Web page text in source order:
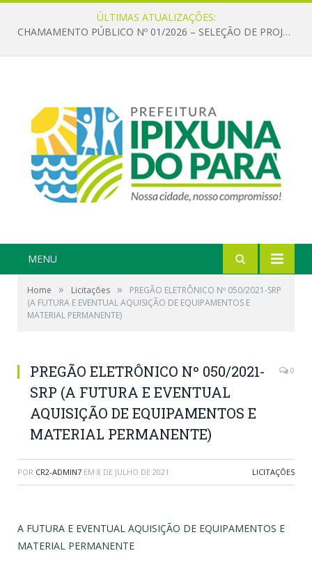
ÚLTIMAS ATUALIZAÇÕES:
CHAMAMENTO PÚBLICO Nº 01/2026 – SELEÇÃO DE PROJETOS PARA FIRMAR TERMO DE EXECUÇÃO CULTURAL COM RECURSOS DA POLÍTICA NACIONAL ALDIR BLANC DE FOMENTO À CULTURA – PNAB (LEI Nº 14.399/2022)
MENU
Home » Licitações »
PREGÃO ELETRÔNICO Nº 050/2021-SRP
(A FUTURA E EVENTUAL AQUISIÇÃO DE EQUIPAMENTOS E
MATERIAL PERMANENTE)
PREGÃO ELETRÔNICO Nº 050/2021-
SRP (A FUTURA E EVENTUAL
AQUISIÇÃO DE EQUIPAMENTOS E
MATERIAL PERMANENTE)
0
POR CR2-ADMIN7 EM 8 DE JULHO DE 2021 LICITAÇÕES
A FUTURA E EVENTUAL AQUISIÇÃO DE EQUIPAMENTOS E
MATERIAL PERMANENTE